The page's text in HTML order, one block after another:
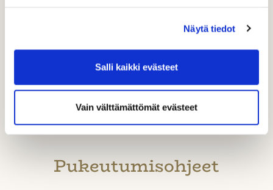
Näytä tiedot
Salli kaikki evästeet
Vain välttämättömät evästeet
tavoitepeliaika
Lähtöryhmän tasoitusten yhteenlaskettu maksimi on
voidaan kuitenkin rajoittaa ruuhka-aikoina tai muusta
perustellusta syystä. Lähtöryhmän normaali
tavoitepeliaika on korkeintaan 1h 35min.
Pukeutumisohjeet